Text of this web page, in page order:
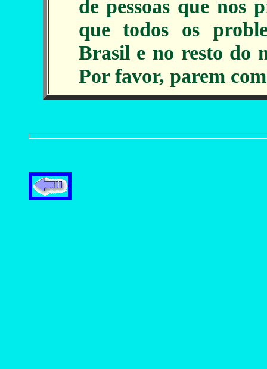
de pessoas que nos
que todos os
Brasil e no resto do
Por favor, parem